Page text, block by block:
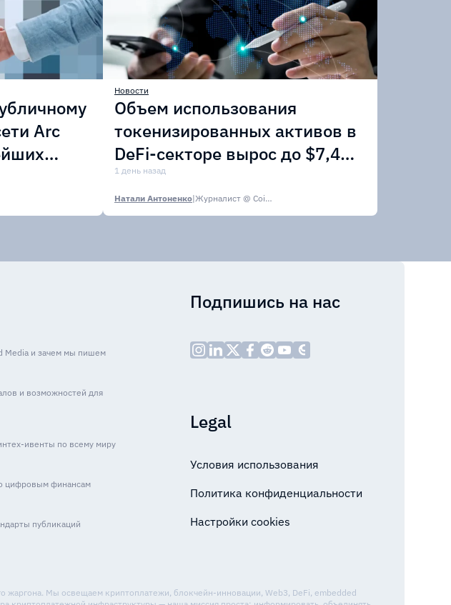
Arc
Новости
Объем использования
токенизированных активов в
DeFi-секторе вырос до $7,4
млрд
1 день назад
Натали Антоненко| Журналист @ CoinsPaid Media
Media и зачем мы пишем
и возможностей для
ивенты по всему миру
цифровым финансам
публикаций
Подпишись на нас
Legal
Условия использования
Политика конфиденциальности
Настройки cookies
Мы освещаем криптоплатежи, блокчейн-инновации, Web3, DeFi, embedded